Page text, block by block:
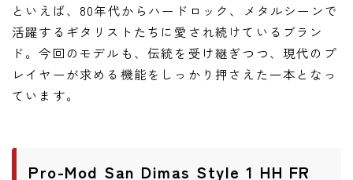
アクセサリ
ニュース
ニュース
弾いてみた
といえば、80年代からハードロック、メタルシーンで
活躍するギタリストたちに愛され続けているブラン
ド。今回のモデルも、伝統を受け継ぎつつ、現代のプ
レイヤーが求める機能をしっかり押さえた一本となっ
ています。
Pro-Mod San Dimas Style 1 HH FR